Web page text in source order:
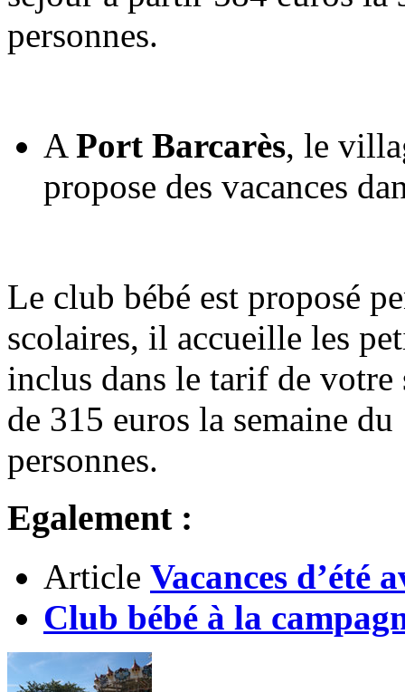
personnes.
A Port Barcarès, le
propose des vacances
Le club bébé est proposé
scolaires, il accueille les
inclus dans le tarif de
de 315 euros la semaine
personnes.
Egalement :
Article Vacances d’été
Club bébé à la